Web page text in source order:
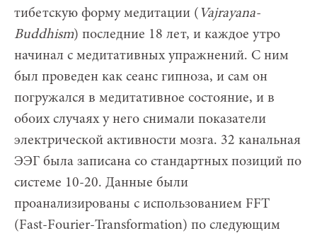
тибетскую форму медитации ( Vajrayana-
Buddhism) последние 18 лет, и каждое утро
начинал с медитативных упражнений. С ним
был проведен как сеанс гипноза, и сам он
погружался в медитативное состояние, и в
обоих случаях у него снимали показатели
электрической активности мозга. 32 канальная
ЭЭГ была записана со стандартных позиций по
системе 10-20. Данные были
проанализированы с использованием FFT
(Fast-Fourier-Transformation) по следующим